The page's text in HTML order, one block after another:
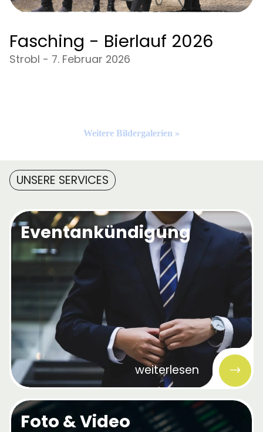
Fasching - Bierlauf 2026
Strobl - 7. Februar 2026
Weitere Bildergalerien »
UNSERE SERVICES
Eventankündigung
weiterlesen
Foto & Video